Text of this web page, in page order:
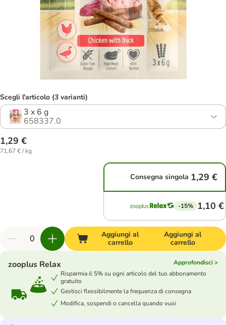
Scegli l'articolo (3 varianti)
3 x 6 g
658337.0
1,29 €
71,67 € / kg
Consegna singola 1,29 €
-15% 1,10 €
Aggiungi al
carrello
Aggiungi al
carrello
zooplus Relax
Approfondisci >
Risparmia il 5% su ogni articolo del tuo abbonamento
gratuito
Gestisci flessibilmente la frequenza di consegna
Modifica, sospendi o cancella quando vuoi